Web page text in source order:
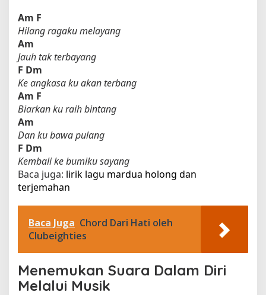
Am F
Hilang ragaku melayang
Am
Jauh tak terbayang
F Dm
Ke angkasa ku akan terbang
Am F
Biarkan ku raih bintang
Am
Dan ku bawa pulang
F Dm
Kembali ke bumiku sayang
Baca juga: lirik lagu mardua holong dan
terjemahan​
Baca Juga Chord Dari Hati oleh
Clubeighties
Menemukan Suara Dalam Diri
Melalui Musik